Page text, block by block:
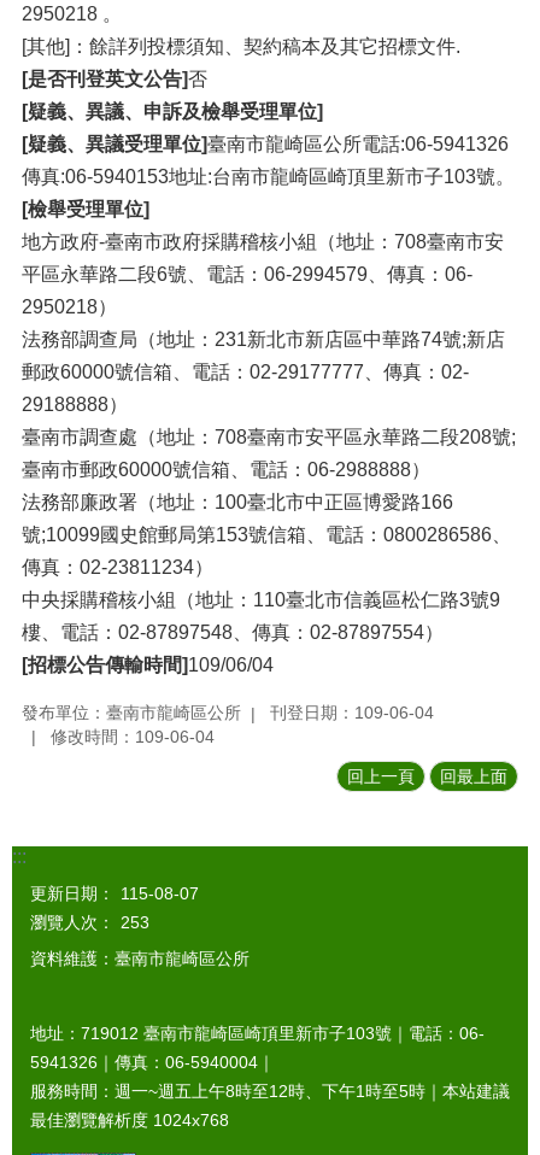
2950218 。
[其他]：餘詳列投標須知、契約稿本及其它招標文件.
[是否刊登英文公告]否
[疑義、異議、申訴及檢舉受理單位]
[疑義、異議受理單位]臺南市龍崎區公所電話:06-5941326
傳真:06-5940153地址:台南市龍崎區崎頂里新市子103號。
[檢舉受理單位]
地方政府-臺南市政府採購稽核小組（地址：708臺南市安
平區永華路二段6號、電話：06-2994579、傳真：06-
2950218）
法務部調查局（地址：231新北市新店區中華路74號;新店
郵政60000號信箱、電話：02-29177777、傳真：02-
29188888）
臺南市調查處（地址：708臺南市安平區永華路二段208號;
臺南市郵政60000號信箱、電話：06-2988888）
法務部廉政署（地址：100臺北市中正區博愛路166
號;10099國史館郵局第153號信箱、電話：0800286586、
傳真：02-23811234）
中央採購稽核小組（地址：110臺北市信義區松仁路3號9
樓、電話：02-87897548、傳真：02-87897554）
[招標公告傳輸時間]109/06/04
發布單位：臺南市龍崎區公所
刊登日期：109-06-04
修改時間：109-06-04
回上一頁 回最上面
:::
更新日期：
115-08-07
瀏覽人次：
253
資料維護：臺南市龍崎區公所
地址：719012 臺南市龍崎區崎頂里新市子103號｜電話：06-
5941326｜傳真：06-5940004｜
服務時間：週一~週五上午8時至12時、下午1時至5時｜本站建議
最佳瀏覽解析度 1024x768